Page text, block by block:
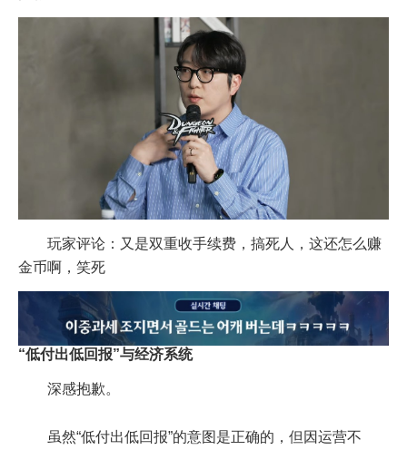
玩家评论：又是双重收手续费，搞死人，这还怎么赚
金币啊，笑死
“低付出低回报”与经济系统
深感抱歉。
虽然“低付出低回报”的意图是正确的，但因运营不